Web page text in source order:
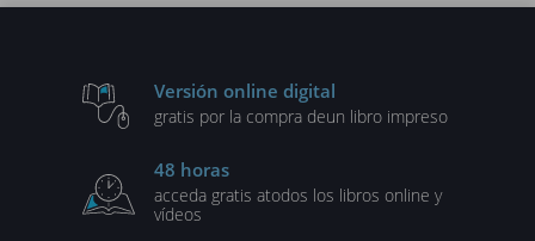
Versión online digital
gratis por la compra deun libro impreso
48 horas
acceda gratis atodos los libros online y
vídeos